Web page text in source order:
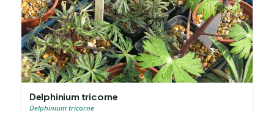
Delphinium tricorne
Delphinium tricorne